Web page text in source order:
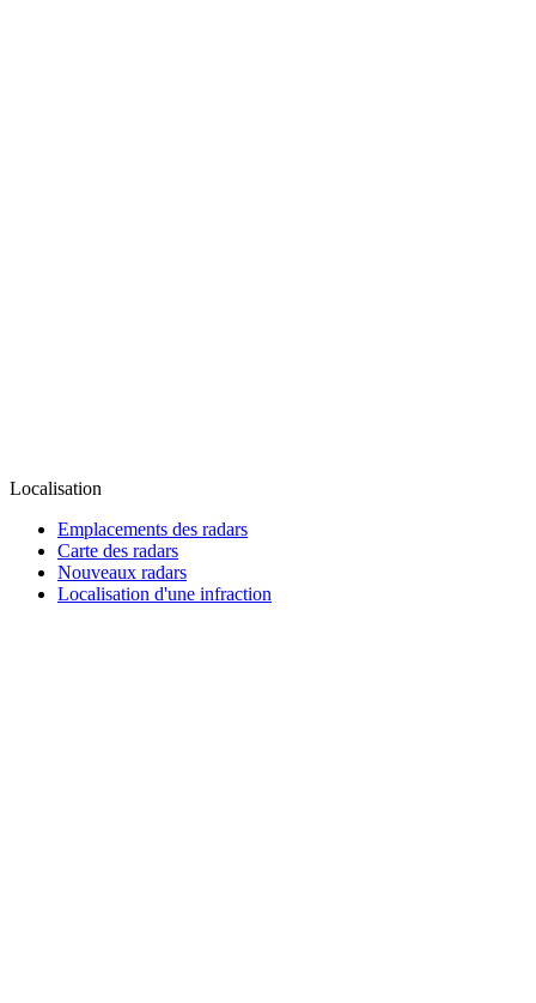
Localisation
Emplacements des radars
Carte des radars
Nouveaux radars
Localisation d'une infraction